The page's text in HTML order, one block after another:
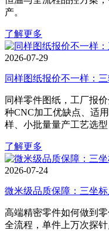
产。
了解更多
2026-07-29
同样图纸报价不一样：
同样零件图纸，工厂报
种CNC加工优缺点、适
样、小批量量产工艺选
了解更多
2026-07-24
微米级品质保障：三坐
高端精密零件如何做到
全流程，单件上万次探